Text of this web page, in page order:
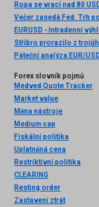
Ropa se vrací nad 80
EURUSD - Intradenní
Stříbro prorazilo z
Páteční analýza EUR/USD
Forex slovník pojmů
Medved Quote Tracker
Market value
Měna nástroje
Medium cap
Fiskální politika
Uplatněná cena
Restriktivní politika
CLEARING
Resting order
Zastavení ztrát